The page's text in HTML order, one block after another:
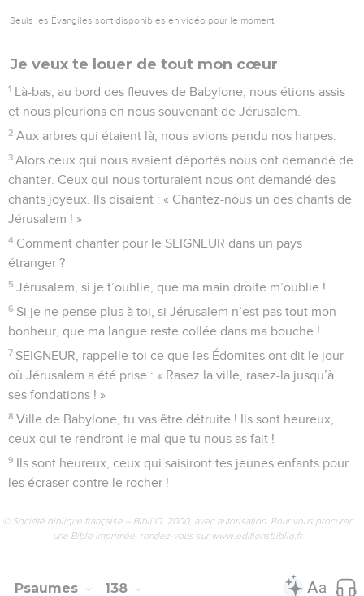
17 Il a frappé de grands rois. – Oui, son amour est pour
18
Il a tué des rois puissants : – Oui, son amour est pour
toujours !
19 Sihon, roi des Amorites, – Oui, son amour est pour
toujours !
20 et Og, roi du Bachan. – Oui, son amour est pour toujours !
21 Il a donné leur pays en partage à son peuple, – Oui, son
amour est pour toujours !
22 il l’a donné en partage à Israël, son serviteur ! – Oui, son
amour est pour toujours !
23 Dans notre malheur, il a pensé à nous. – Oui, son amour
est pour toujours !
24 Il nous a délivrés de nos ennemis. – Oui, son amour est
pour toujours !
25 Il donne à manger à tous les êtres vivants. – Oui, son
amour est pour toujours !
26 Dites merci au Dieu qui est au ciel ! – Oui, son amour est
pour toujours !
© Société biblique française – Bibli’O, 2000, avec autorisation. Pour vous procurer
une Bible imprimée, rendez-vous sur www.editionsbiblio.fr
Psaumes 137
Seuls les Évangiles sont disponibles en vidéo pour le moment.